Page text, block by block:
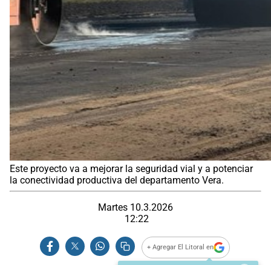
Este proyecto va a mejorar la seguridad vial y a potenciar
la conectividad productiva del departamento Vera.
Martes 10.3.2026
12:22
+ Agregar El Litoral en